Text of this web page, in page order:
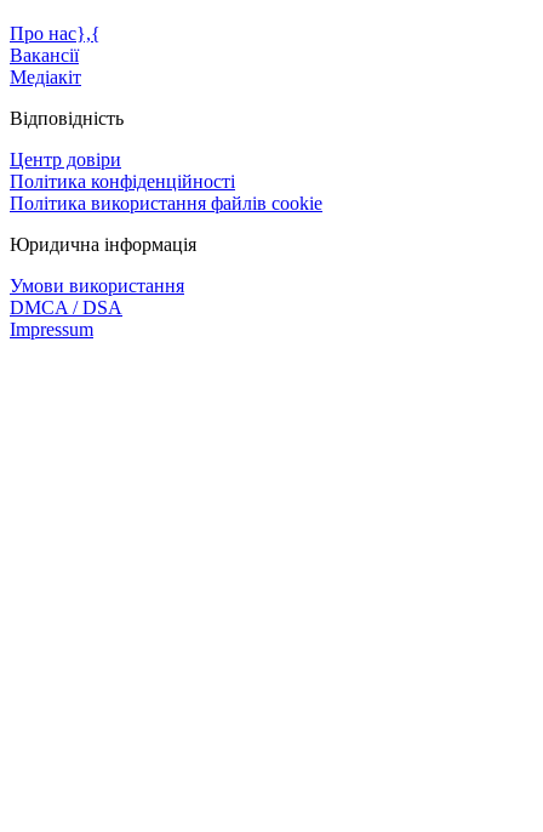
Про нас},{
Вакансії
Медіакіт
Відповідність
Центр довіри
Політика конфіденційності
Політика використання файлів cookie
Юридична інформація
Умови використання
DMCA / DSA
Impressum